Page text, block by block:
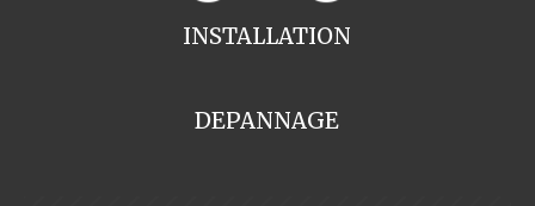
INSTALLATION
DEPANNAGE